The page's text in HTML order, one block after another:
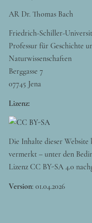
AR Dr. Thomas Bach
Friedrich-Schiller-
Professur für Geschichte
Naturwissenschaften
Berggasse 7
07745 Jena
Lizenz:
Die Inhalte dieser
vermerkt – unter den
Lizenz CC BY-SA 4.0
Version: 01.04.2026